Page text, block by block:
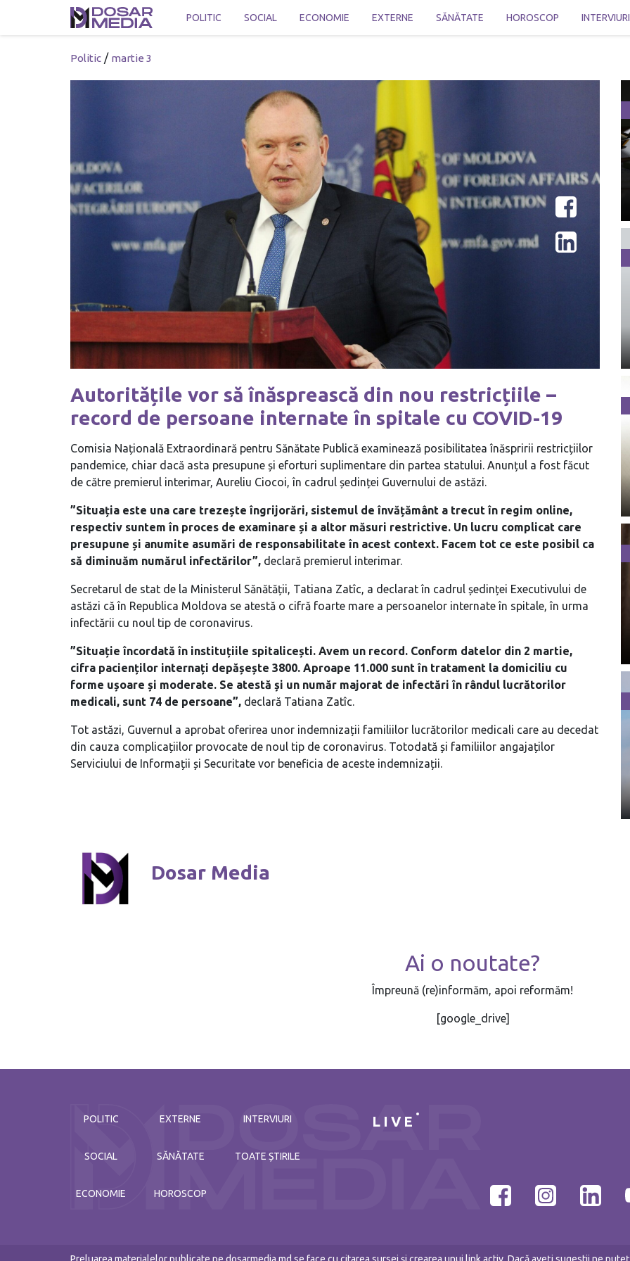
POLITIC SOCIAL ECONOMIE EXTERNE SĂNĂTATE HOROSCOP INTERVIURI
Politic / martie 3
Autoritățile vor să înăsprească din nou restricțiile –
record de persoane internate în spitale cu COVID-19
Comisia Națională Extraordinară pentru Sănătate Publică examinează posibilitatea înăspririi restricțiilor
pandemice, chiar dacă asta presupune și eforturi suplimentare din partea statului. Anunțul a fost făcut
de către premierul interimar, Aureliu Ciocoi, în cadrul ședinței Guvernului de astăzi.
”Situația este una care trezește îngrijorări, sistemul de învățământ a trecut în regim online,
respectiv suntem în proces de examinare și a altor măsuri restrictive. Un lucru complicat care
presupune și anumite asumări de responsabilitate în acest context. Facem tot ce este posibil ca
să diminuăm numărul infectărilor”, declară premierul interimar.
Secretarul de stat de la Ministerul Sănătății, Tatiana Zatîc, a declarat în cadrul ședinței Executivului de
astăzi că în Republica Moldova se atestă o cifră foarte mare a persoanelor internate în spitale, în urma
infectării cu noul tip de coronavirus.
”Situație încordată în instituțiile spitalicești. Avem un record. Conform datelor din 2 martie,
cifra pacienților internați depășește 3800. Aproape 11.000 sunt în tratament la domiciliu cu
forme ușoare și moderate. Se atestă și un număr majorat de infectări în rândul lucrătorilor
medicali, sunt 74 de persoane”, declară Tatiana Zatîc.
Tot astăzi, Guvernul a aprobat oferirea unor indemnizații familiilor lucrătorilor medicali care au decedat
din cauza complicațiilor provocate de noul tip de coronavirus. Totodată și familiilor angajaților
Serviciului de Informații și Securitate vor beneficia de aceste indemnizații.
Dosar Media
Ai o noutate?
Împreună (re)informăm, apoi reformăm!
[google_drive]
POLITIC
SOCIAL
ECONOMIE
EXTERNE
SĂNĂTATE
HOROSCOP
INTERVIURI
TOATE ȘTIRILE
LIVE